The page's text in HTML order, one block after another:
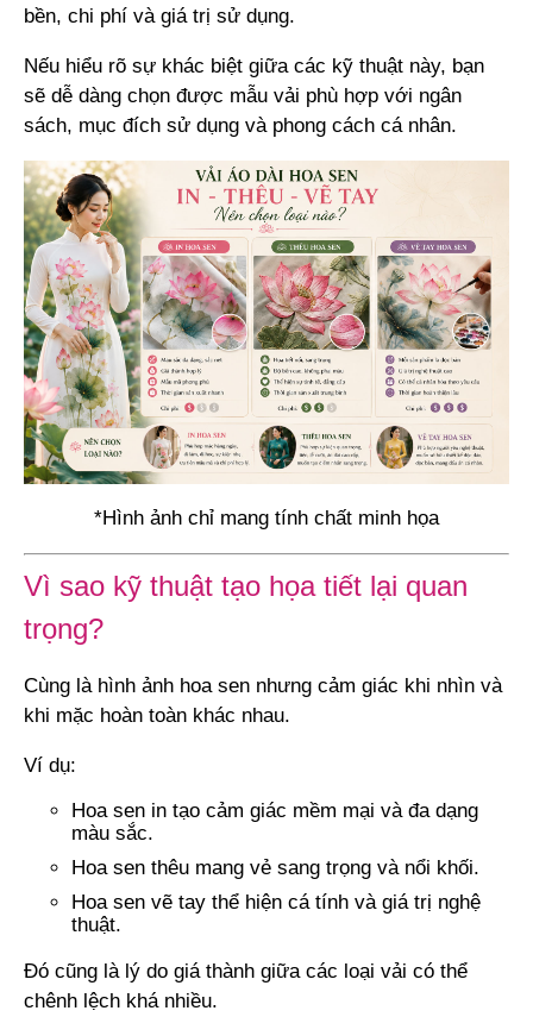
bền, chi phí và giá trị sử dụng.
Nếu hiểu rõ sự khác biệt giữa các kỹ thuật này, bạn
sẽ dễ dàng chọn được mẫu vải phù hợp với ngân
sách, mục đích sử dụng và phong cách cá nhân.
*Hình ảnh chỉ mang tính chất minh họa
Vì sao kỹ thuật tạo họa tiết lại quan
trọng?
Cùng là hình ảnh hoa sen nhưng cảm giác khi nhìn và
khi mặc hoàn toàn khác nhau.
Ví dụ:
Hoa sen in tạo cảm giác mềm mại và đa dạng
màu sắc.
Hoa sen thêu mang vẻ sang trọng và nổi khối.
Hoa sen vẽ tay thể hiện cá tính và giá trị nghệ
thuật.
Đó cũng là lý do giá thành giữa các loại vải có thể
chênh lệch khá nhiều.